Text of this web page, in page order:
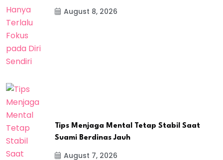
August 8, 2026
Tips Menjaga Mental Tetap Stabil Saat
Suami Berdinas Jauh
August 7, 2026